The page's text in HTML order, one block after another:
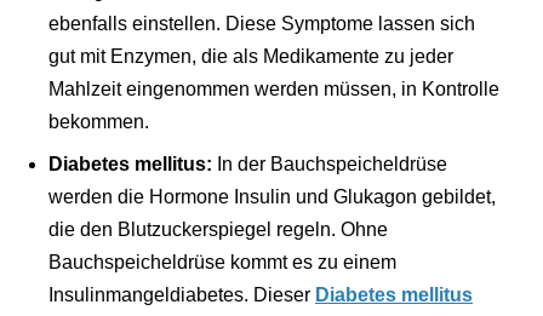
ebenfalls einstellen. Diese Symptome lassen sich
gut mit Enzymen, die als Medikamente zu jeder
Mahlzeit eingenommen werden müssen, in Kontrolle
bekommen.
Diabetes mellitus: In der Bauchspeicheldrüse
werden die Hormone Insulin und Glukagon gebildet,
die den Blutzuckerspiegel regeln. Ohne
Bauchspeicheldrüse kommt es zu einem
Insulinmangeldiabetes. Dieser Diabetes mellitus